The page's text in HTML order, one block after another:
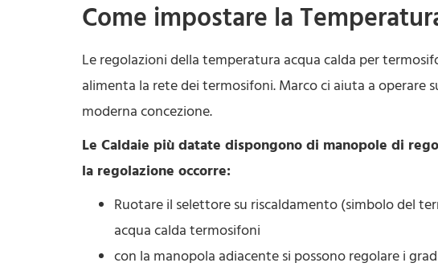
Come impostare la
Le regolazioni della temperatura acqua calda per
alimenta la rete dei termosifoni. Marco ci aiuta a operare
moderna concezione.
Le Caldaie più datate dispongono di manopole di
la regolazione occorre:
Ruotare il selettore su riscaldamento (simbolo del
acqua calda termosifoni
con la manopola adiacente si possono regolare i